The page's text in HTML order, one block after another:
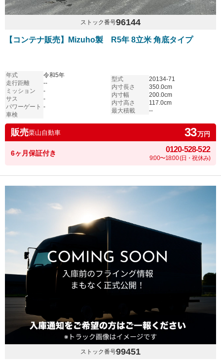
ストック番号96144
【コンテナ販売】Mizuho製 R5年 8立米 角底タイプ
年式
令和5年
走行距離
--
ミッション
-
サス
-
パワーゲート -
車検
型式
20134-71
内寸長さ
350.0cm
内寸幅
200.0cm
内寸高さ
117.0cm
最大積載
--
販売栗山自動車 33万円
6ヶ月保証付き 0120-528-522
9:00〜18:00 (日・祝休み)
ストック番号99451